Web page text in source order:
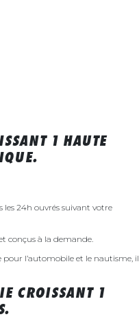
1 HAUTE
24h ouvrés suivant votre
conçus à la demande.
pour l’automobile et le nautisme, il
CROISSANT 1